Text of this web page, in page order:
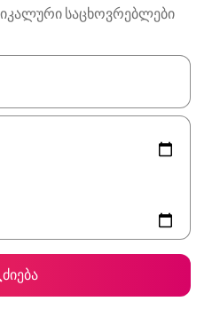
საცხოვრებლები
გახდება, ნავიგაციისთვის
ძიება